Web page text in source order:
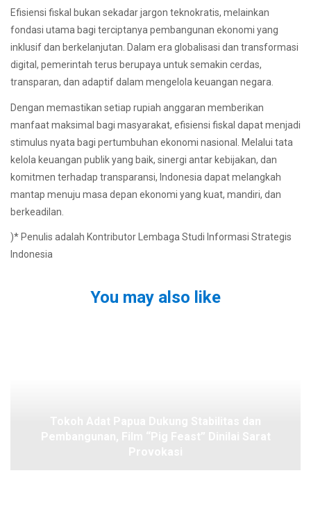
Efisiensi fiskal bukan sekadar jargon teknokratis, melainkan
fondasi utama bagi terciptanya pembangunan ekonomi yang
inklusif dan berkelanjutan. Dalam era globalisasi dan transformasi
digital, pemerintah terus berupaya untuk semakin cerdas,
transparan, dan adaptif dalam mengelola keuangan negara.
Dengan memastikan setiap rupiah anggaran memberikan
manfaat maksimal bagi masyarakat, efisiensi fiskal dapat menjadi
stimulus nyata bagi pertumbuhan ekonomi nasional. Melalui tata
kelola keuangan publik yang baik, sinergi antar kebijakan, dan
komitmen terhadap transparansi, Indonesia dapat melangkah
mantap menuju masa depan ekonomi yang kuat, mandiri, dan
berkeadilan.
)* Penulis adalah Kontributor Lembaga Studi Informasi Strategis
Indonesia
You may also like